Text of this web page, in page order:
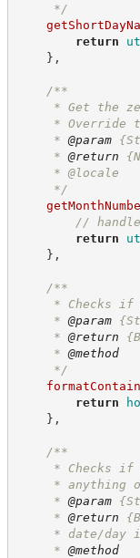
*/
return
} ,
/**
* Get the
* Override
* @param
* @return
* @locale
*/
//
return
} ,
/**
* Checks if
* @param
* @return
* @method
*/
return
} ,
/**
* Checks if
* anything
* @param
* @return
* date/day
* @method